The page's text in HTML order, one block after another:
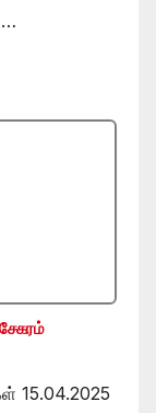
…
15.04.2025